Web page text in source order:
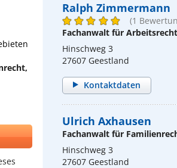
Ralph Zimmermann
(1
Fachanwalt für Arbeitsrecht
Hinschweg 3
27607 Geestland
Kontaktdaten
Ulrich Axhausen
Fachanwalt für
Hinschweg 3
27607 Geestland